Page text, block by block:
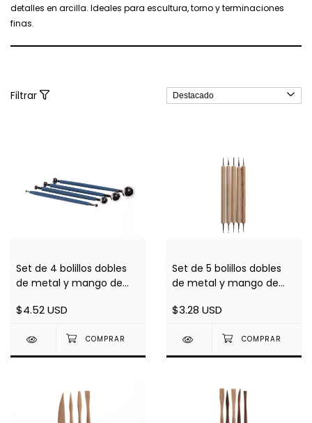
detalles en arcilla. Ideales para escultura, torno y terminaciones
finas.
Filtrar
Set de 4 bolillos dobles
de metal y mango de
$4.52 USD
Set de 5 bolillos dobles
de metal y mango de
$3.28 USD